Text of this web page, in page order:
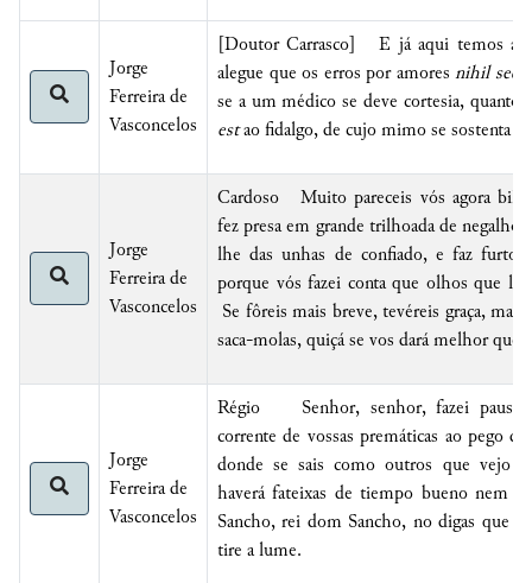
Jorge
Ferreira de
Vasconcelos
[Doutor Carrasco] E já aqui temos
alegue que os erros por amores nihil
se a um médico se deve cortesia, quanto
estao fidalgo, de cujo mimo se sostenta a
Jorge
Ferreira de
Vasconcelos
Cardoso Muito pareceis vós agora
fez presa em grande trilhoada de
lhe das unhas de confiado, e faz furto
porque vós fazei conta que olhos que
Se fôreis mais breve, tevéreis graça, mas
saca-molas, quiçá se vos dará melhor que
Jorge
Ferreira de
Vasconcelos
Régio Senhor, senhor, fazei pausa,
corrente de vossas premáticas ao pego
donde se sais como outros que vejo
haverá fateixas de tiempo bueno nem
Sancho, rei dom Sancho, no digas que
tire a lume.